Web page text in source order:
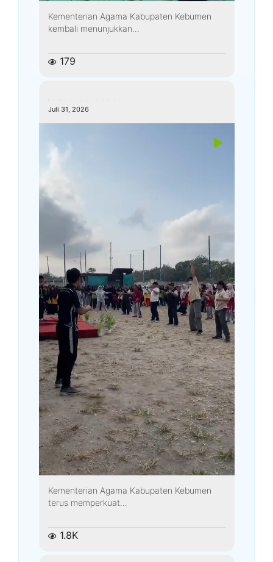
Kementerian Agama Kabupaten Kebumen
kembali menunjukkan...
179
Juli 31, 2026
Kementerian Agama Kabupaten Kebumen
terus memperkuat...
1.8K